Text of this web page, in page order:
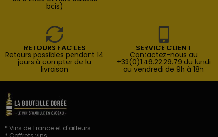
bois)
RETOURS FACILES
Retours possibles pendant 14
jours à compter de la
livraison
SERVICE CLIENT
Contactez-nous au
+33(0)1.46.22.29.79 du lundi
au vendredi de 9h à 18h
* Vins de France et d'ailleurs
* Coffrets vins